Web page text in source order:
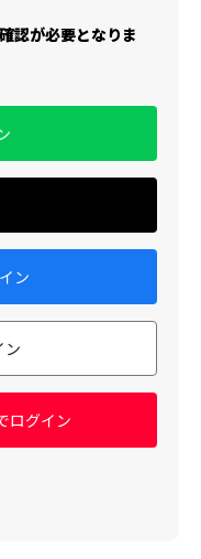
認が必要となりま
ン
ン
ログイン